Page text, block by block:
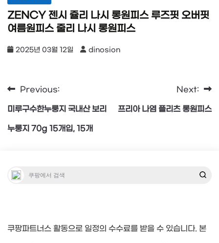
ZENCY 젠시 쥴리 나시 롱원피스 루즈핏 오버핏
여름원피스 줄리 나시 롱원피스
2025년 03월 12일 dinosion
글
탐
Previous:
미루구수한누룽지 국내산 보리
누룽지 70g 15개입, 15개
Next:
프리아 나염 플리츠 롱원피스
쿠팡파트너스 활동으로 일정의 수수료를 받을 수 있습니다. 본